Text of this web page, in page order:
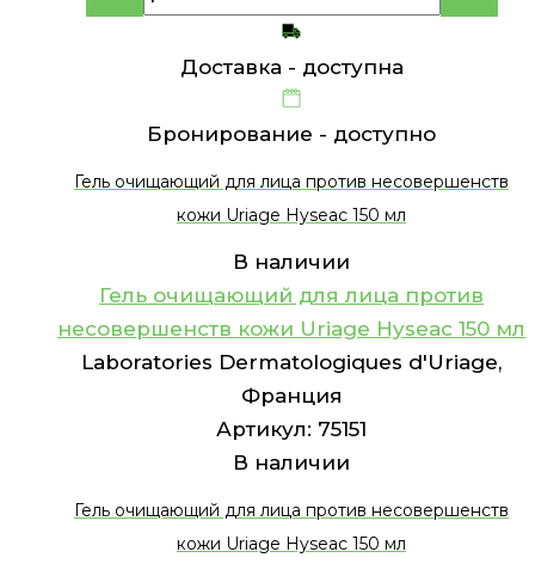
Доставка - доступна
Бронирование - доступно
Гель очищающий для лица против несовершенств
кожи Uriage Hyseac 150 мл
В наличии
Гель очищающий для лица против
несовершенств кожи Uriage Hyseac 150 мл
Laboratories Dermatologiques d'Uriage,
Франция
Артикул: 75151
В наличии
Гель очищающий для лица против несовершенств
кожи Uriage Hyseac 150 мл